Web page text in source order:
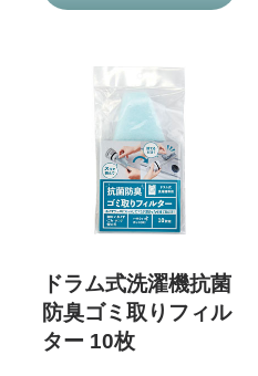
ドラム式洗濯機抗菌
防臭ゴミ取りフィル
ター 10枚